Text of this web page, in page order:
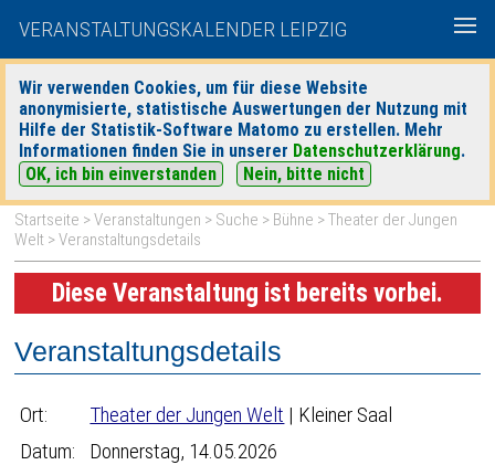
VERANSTALTUNGSKALENDER LEIPZIG
Wir verwenden Cookies, um für diese Website
anonymisierte, statistische Auswertungen der Nutzung mit
Hilfe der Statistik-Software Matomo zu erstellen. Mehr
Informationen finden Sie in unserer Datenschutzerklärung.
OK, ich bin einverstanden
Nein, bitte nicht
heute|morgen| Detaillierte Suche
Startseite >Veranstaltungen > Suche > Bühne >Theater der Jungen
Welt > Veranstaltungsdetails
Diese Veranstaltung ist bereits vorbei.
Veranstaltungsdetails
Ort: Theater der Jungen Welt | Kleiner Saal
Datum:
Donnerstag, 14.05.2026